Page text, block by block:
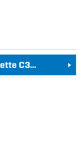
C3...